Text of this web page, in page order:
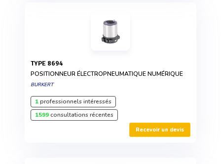
TYPE 8694
POSITIONNEUR ÉLECTROPNEUMATIQUE NUMÉRIQUE
BURKERT
1professionnels intéressés
1599consultations récentes
Recevoir un devis